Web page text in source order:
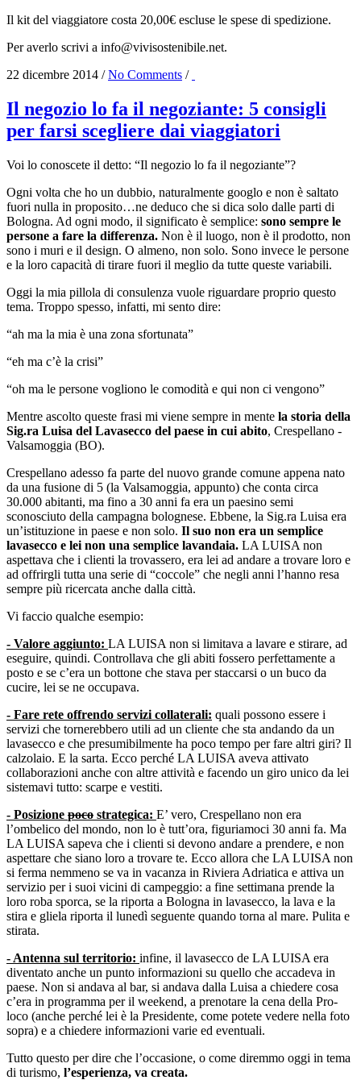
Il kit del viaggiatore costa 20,00€ escluse le spese di spedizione.
Per averlo scrivi a info@vivisostenibile.net.
22 dicembre 2014 / No Comments /
Il negozio lo fa il negoziante: 5 consigli
per farsi scegliere dai viaggiatori
Voi lo conoscete il detto: “Il negozio lo fa il negoziante”?
Ogni volta che ho un dubbio, naturalmente googlo e non è saltato
fuori nulla in proposito…ne deduco che si dica solo dalle parti di
Bologna. Ad ogni modo, il significato è semplice: sono sempre le
persone a fare la differenza. Non è il luogo, non è il prodotto, non
sono i muri e il design. O almeno, non solo. Sono invece le persone
e la loro capacità di tirare fuori il meglio da tutte queste variabili.
Oggi la mia pillola di consulenza vuole riguardare proprio questo
tema. Troppo spesso, infatti, mi sento dire:
“ah ma la mia è una zona sfortunata”
“eh ma c’è la crisi”
“oh ma le persone vogliono le comodità e qui non ci vengono”
Mentre ascolto queste frasi mi viene sempre in mente la storia della
Sig.ra Luisa del Lavasecco del paese in cui abito, Crespellano -
Valsamoggia (BO).
Crespellano adesso fa parte del nuovo grande comune appena nato
da una fusione di 5 (la Valsamoggia, appunto) che conta circa
30.000 abitanti, ma fino a 30 anni fa era un paesino semi
sconosciuto della campagna bolognese. Ebbene, la Sig.ra Luisa era
un’istituzione in paese e non solo. Il suo non era un semplice
lavasecco e lei non una semplice lavandaia. LA LUISA non
aspettava che i clienti la trovassero, era lei ad andare a trovare loro e
ad offrirgli tutta una serie di “coccole” che negli anni l’hanno resa
sempre più ricercata anche dalla città.
Vi faccio qualche esempio:
- Valore aggiunto: LA LUISA non si limitava a lavare e stirare, ad
eseguire, quindi. Controllava che gli abiti fossero perfettamente a
posto e se c’era un bottone che stava per staccarsi o un buco da
cucire, lei se ne occupava.
- Fare rete offrendo servizi collaterali: quali possono essere i
servizi che tornerebbero utili ad un cliente che sta andando da un
lavasecco e che presumibilmente ha poco tempo per fare altri giri? Il
calzolaio. E la sarta. Ecco perché LA LUISA aveva attivato
collaborazioni anche con altre attività e facendo un giro unico da lei
sistemavi tutto: scarpe e vestiti.
- Posizione poco strategica: E’ vero, Crespellano non era
l’ombelico del mondo, non lo è tutt’ora, figuriamoci 30 anni fa. Ma
LA LUISA sapeva che i clienti si devono andare a prendere, e non
aspettare che siano loro a trovare te. Ecco allora che LA LUISA non
si ferma nemmeno se va in vacanza in Riviera Adriatica e attiva un
servizio per i suoi vicini di campeggio: a fine settimana prende la
loro roba sporca, se la riporta a Bologna in lavasecco, la lava e la
stira e gliela riporta il lunedì seguente quando torna al mare. Pulita e
stirata.
- Antenna sul territorio: infine, il lavasecco de LA LUISA era
diventato anche un punto informazioni su quello che accadeva in
paese. Non si andava al bar, si andava dalla Luisa a chiedere cosa
c’era in programma per il weekend, a prenotare la cena della Pro-
loco (anche perché lei è la Presidente, come potete vedere nella foto
sopra) e a chiedere informazioni varie ed eventuali.
Tutto questo per dire che l’occasione, o come diremmo oggi in tema
di turismo, l’esperienza, va creata.